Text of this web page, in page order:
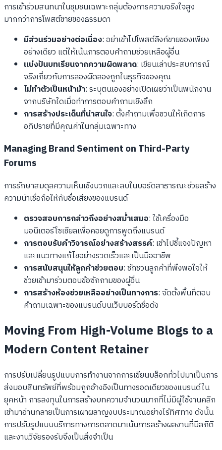
การเข้าร่วมสนทนาในชุมชนเฉพาะกลุ่มต้องการความจริงใจสูง
มากกว่าการโพสต์ขายของธรรมดา
มีส่วนร่วมอย่างต่อเนื่อง: อย่าเข้าไปโพสต์ลิงก์ขายของเพียง
อย่างเดียว แต่ให้เน้นการตอบคำถามช่วยเหลือผู้อื่น
แบ่งปันบทเรียนจากความผิดพลาด: เขียนเล่าประสบการณ์
จริงเกี่ยวกับการลองผิดลองถูกในธุรกิจของคุณ
ไม่ทำตัวเป็นหน้าม้า: ระบุตนเองอย่างเปิดเผยว่าเป็นพนักงาน
จากบริษัทใดเมื่อทำการตอบคำถามเชิงลึก
การสร้างประเด็นที่น่าสนใจ: ตั้งคำถามเพื่อชวนให้เกิดการ
อภิปรายที่มีคุณค่าในกลุ่มเฉพาะทาง
Managing Brand Sentiment on Third-Party
Forums
การรักษาสมดุลความเห็นเชิงบวกและลบในบอร์ดสาธารณะช่วยสร้าง
ความน่าเชื่อถือให้กับชื่อเสียงของแบรนด์
ตรวจสอบการกล่าวถึงอย่างสม่ำเสมอ: ใช้เครื่องมือ
มอนิเตอร์โซเชียลเพื่อคอยดูการพูดถึงแบรนด์
การตอบรับคำวิจารณ์อย่างสร้างสรรค์: เข้าไปชี้แจงปัญหา
และแนวทางแก้ไขอย่างรวดเร็วและเป็นมืออาชีพ
การสนับสนุนให้ลูกค้าช่วยตอบ: ชักชวนลูกค้าที่พึงพอใจให้
ช่วยเข้ามาร่วมตอบข้อซักถามของผู้อื่น
การสร้างห้องช่วยเหลืออย่างเป็นทางการ: จัดตั้งพื้นที่ตอบ
คำถามเฉพาะของแบรนด์บนเว็บบอร์ดชื่อดัง
Moving From High-Volume Blogs to a
Modern Content Retainer
การปรับเปลี่ยนรูปแบบการทำงานจากการเขียนบล็อกทั่วไปมาเป็นการ
ส่งมอบสินทรัพย์ที่พร้อมถูกอ้างอิงเป็นทางรอดเดียวของแบรนด์ใน
ยุคหน้า การลงทุนในการสร้างบทความจำนวนมากที่ไม่มีผู้ใช้งานคลิก
เข้ามาอ่านกลายเป็นการเผาผลาญงบประมาณอย่างไร้ทิศทาง ดังนั้น
การปรับรูปแบบบริการทางการตลาดมาเน้นการสร้างผลงานที่มีสถิติ
และงานวิจัยรองรับจึงเป็นสิ่งจำเป็น